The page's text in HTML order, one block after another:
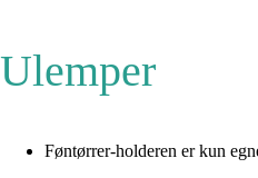
Ulemper
Føntørrer-holderen er kun